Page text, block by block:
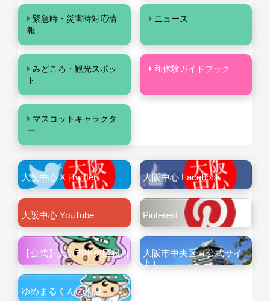
緊急時・災害時対応情
報
ニュース
みどころ・観光スポッ
ト
和体験ガイドブック
マスコットキャラクタ
ー
大阪中心 X [Twitter] 大阪中心 Facebook
大阪中心 YouTube Pinterest
【公式】大阪市中央区役所
大阪市中央区（公式サイ
ト）
ゆめまるくんの部屋